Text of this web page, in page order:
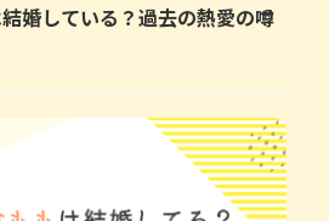
婚している？過去の熱愛の噂